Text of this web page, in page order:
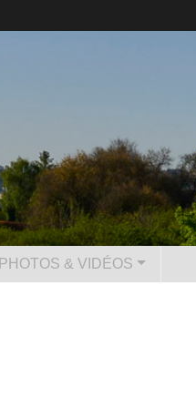
PHOTOS & VIDÉOS